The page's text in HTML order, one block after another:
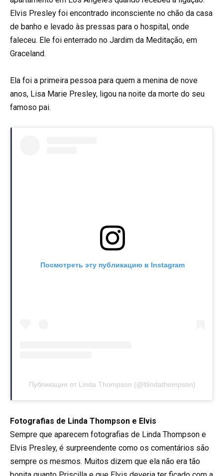
Elvis Presley foi encontrado inconsciente no chão da casa
de banho e levado às pressas para o hospital, onde
faleceu. Ele foi enterrado no Jardim da Meditação, em
Graceland.
Ela foi a primeira pessoa para quem a menina de nove
anos, Lisa Marie Presley, ligou na noite da morte do seu
famoso pai.
Посмотреть эту публикацию в Instagram
Публикация от Linda Thompson (@ltlindathompson)
Fotografias de Linda Thompson e Elvis
Sempre que aparecem fotografias de Linda Thompson e
Elvis Presley, é surpreendente como os comentários são
sempre os mesmos. Muitos dizem que ela não era tão